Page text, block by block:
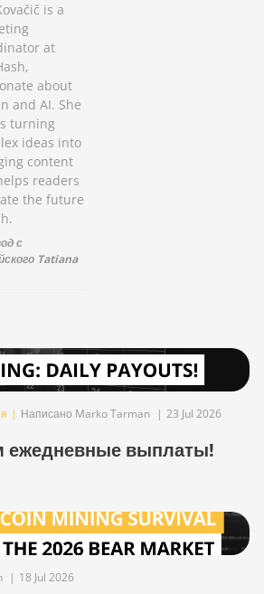
is a
at
about
and AI. She
turning
ideas into
content
readers
the future
с
Tatiana
| Написано Marko Tarman | 23 Jul 2026
ежедневные выплаты!
| 18 Jul 2026